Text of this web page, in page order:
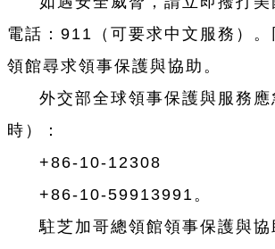
電話：911（可要求中文服務）
領館尋求領事保護與協助。
外交部全球領事保護與服務
時）：
+86-10-12308
+86-10-59913991。
駐芝加哥總領館領事保護與